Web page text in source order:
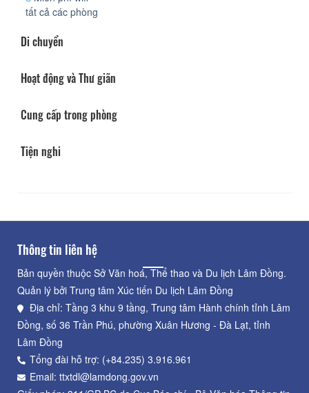
tất cả các phòng
Di chuyển
Hoạt động và Thư giãn
Cung cấp trong phòng
Tiện nghi
Thông tin liên hệ
Bản quyền thuộc Sở Văn hoá, Thể thao và Du lịch Lâm Đồng.
Quản lý bởi Trung tâm Xúc tiến Du lịch Lâm Đồng
Địa chỉ: Tầng 3 khu 9 tầng, Trung tâm Hành chính tỉnh Lâm
Đồng, số 36 Trần Phú, phường Xuân Hương - Đà Lạt, tỉnh
Lâm Đồng
Tổng đài hỗ trợ: (+84.235) 3.916.961
Email: ttxtdl@lamdong.gov.vn